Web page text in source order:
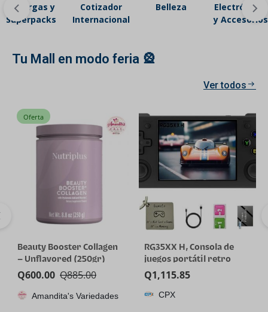
Recargas y
Superpacks
Cotizador
Internacional
Belleza
Electrónicos
y Accesorios
Tu Mall en modo feria 🎡
Ver todos
Oferta
Beauty Booster Collagen
– Unflavored (250gr)
Q885.00
Q600.00
Amandita's Variedades
RG35XX H, Consola de
juegos portátil retro
Anbernic con tarjeta de
64GTF, diseño de joystick
dual, pantalla HD de 3.5
Q1,115.85
CPX